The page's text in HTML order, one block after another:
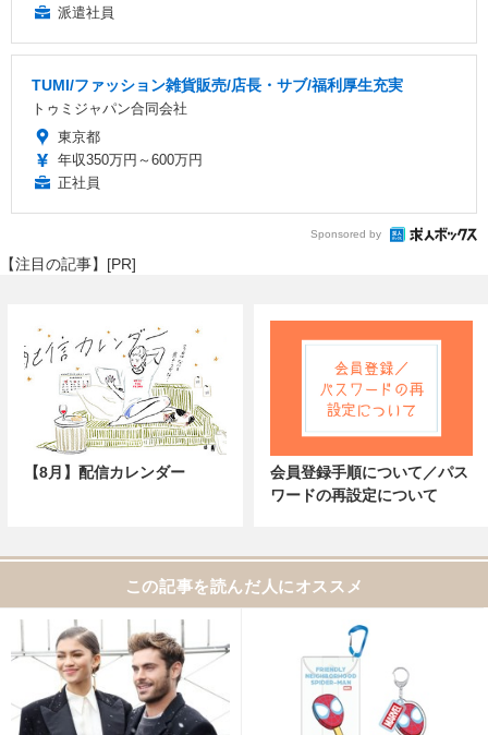
派遣社員
TUMI/ファッション雑貨販売/店長・サブ/福利厚生充実
トゥミジャパン合同会社
東京都
年収350万円～600万円
正社員
Sponsored by
【注目の記事】[PR]
【8月】配信カレンダー
会員登録手順について／パス
ワードの再設定について
この記事を読んだ人にオススメ